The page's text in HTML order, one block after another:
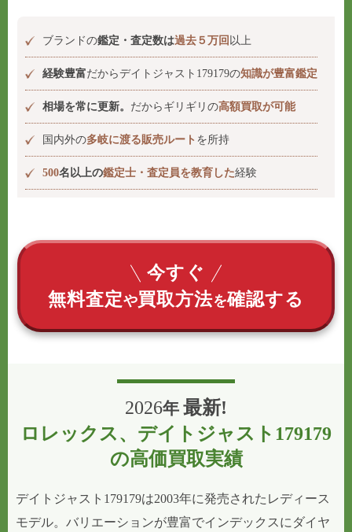
ブランドの鑑定・査定数は過去５万回 以上
経験豊富だからデイトジャスト179179の知識が豊富鑑定
相場を常に更新。 だからギリギリの高額買取が可能
国内外の多岐に渡る販売ルート を所持
500名以上の鑑定士・査定員を教育した経験
今すぐ
無料査定や買取方法を確認する
2026年 最新!
ロレックス、デイトジャスト179179
の高価買取実績
デイトジャスト179179は2003年に発売されたレディース
モデル。バリエーションが豊富でインデックスにダイヤ